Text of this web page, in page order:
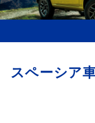
スペーシア